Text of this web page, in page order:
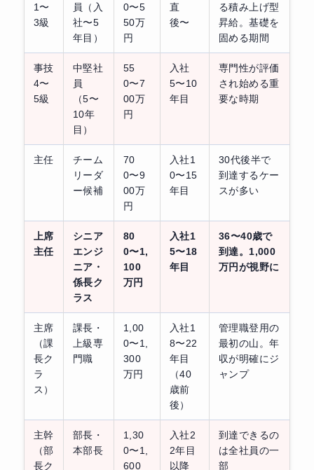
1〜
3級
員（入
社〜5
年目）
0〜5
50万
円
直
後〜
る積み上げ型
昇給。基礎を
固める期間
事技
4〜
5級
中堅社
員
（5〜
10年
目）
55
0〜7
00万
円
入社
5〜10
年目
専門性が評価
され始める重
要な時期
主任
チーム
リーダ
ー候補
70
0〜9
00万
円
入社1
0〜15
年目
30代後半で
到達するケー
スが多い
上席
主任
シニア
エンジ
ニア・
係長ク
ラス
80
0〜1,
100
万円
入社1
5〜18
年目
36〜40歳で
到達。1,000
万円が視野に
主席
（課
長ク
ラ
ス）
課長・
上級専
門職
1,00
0〜1,
300
万円
入社1
8〜22
年目
（40
歳前
後）
管理職登用の
最初の山。年
収が明確にジ
ャンプ
主幹
（部
長ク
部長・
本部長
1,30
0〜1,
600
入社2
2年目
以降
到達できるの
は全社員の一
部